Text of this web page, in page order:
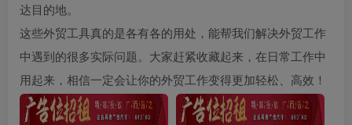
达目的地。
这些外贸工具真的是各有各的用处，能帮我们解决外贸工作
中遇到的很多实际问题。大家赶紧收藏起来，在日常工作中
用起来，相信一定会让你的外贸工作变得更加轻松、高效！